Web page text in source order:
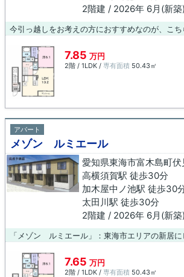
2階建 / 2026年 6月(新築)
7.85 万円
2階 / 1LDK / 専有面積 50.43㎡
アパート
メゾン ルミエール
愛知県東海市富木島町伏
高横須賀駅 徒歩30分
加木屋中ノ池駅 徒歩30
太田川駅 徒歩30分
2階建 / 2026年 6月(新築)
7.65 万円
2階 / 1LDK / 専有面積 50.43㎡